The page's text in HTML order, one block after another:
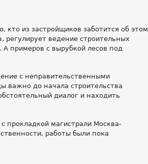
кто из застройщиков заботится об этом
регулирует ведение строительных
примеров с вырубкой лесов под
с неправительственными
важно до начала строительства
диалог и находить
прокладкой магистрали Москва-
работы были пока